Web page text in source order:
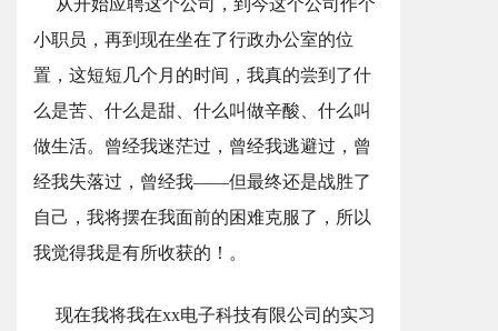
从开始应聘这个公司，到今这个公司作个
小职员，再到现在坐在了行政办公室的位
置，这短短几个月的时间，我真的尝到了什
么是苦、什么是甜、什么叫做辛酸、什么叫
做生活。曾经我迷茫过，曾经我逃避过，曾
经我失落过，曾经我——但最终还是战胜了
自己，我将摆在我面前的困难克服了，所以
我觉得我是有所收获的！。
现在我将我在xx电子科技有限公司的实习